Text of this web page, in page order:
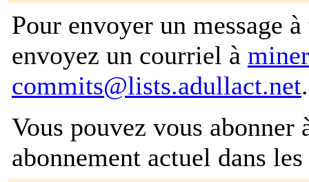
Pour envoyer un message
envoyez un courriel à
commits@lists.adullact.net.
Vous pouvez vous
abonnement actuel dans